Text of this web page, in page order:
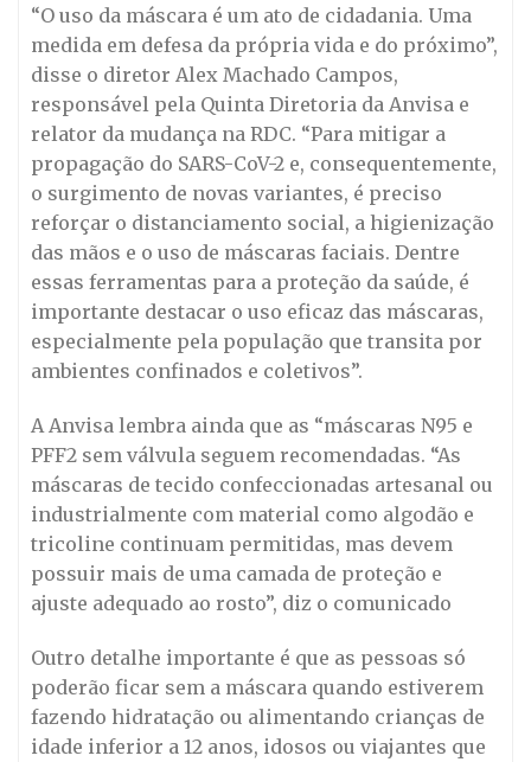
“O uso da máscara é um ato de cidadania. Uma
medida em defesa da própria vida e do próximo”,
disse o diretor Alex Machado Campos,
responsável pela Quinta Diretoria da Anvisa e
relator da mudança na RDC. “Para mitigar a
propagação do SARS-CoV-2 e, consequentemente,
o surgimento de novas variantes, é preciso
reforçar o distanciamento social, a higienização
das mãos e o uso de máscaras faciais. Dentre
essas ferramentas para a proteção da saúde, é
importante destacar o uso eficaz das máscaras,
especialmente pela população que transita por
ambientes confinados e coletivos”.
A Anvisa lembra ainda que as “máscaras N95 e
PFF2 sem válvula seguem recomendadas. “As
máscaras de tecido confeccionadas artesanal ou
industrialmente com material como algodão e
tricoline continuam permitidas, mas devem
possuir mais de uma camada de proteção e
ajuste adequado ao rosto”, diz o comunicado
Outro detalhe importante é que as pessoas só
poderão ficar sem a máscara quando estiverem
fazendo hidratação ou alimentando crianças de
idade inferior a 12 anos, idosos ou viajantes que